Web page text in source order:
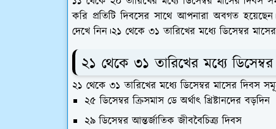
করি প্রতিটি দিবসের সাথে আপনারা অবগত
দেখে নিন।২১ থেকে ৩১ তারিখের মধ্যে ডিসেম্বর
২১ থেকে ৩১ তারিখের মধ্যে
২১ থেকে ৩১ তারিখের মধ্যে ডিসেম্বর মাসের
২৫ ডিসেম্বর ক্রিসমাস ডে অর্থাৎ খ্রিষ্টানদের বড়দিন
২৯ ডিসেম্বর আন্তর্জাতিক জীববৈচিত্র্য দিবস